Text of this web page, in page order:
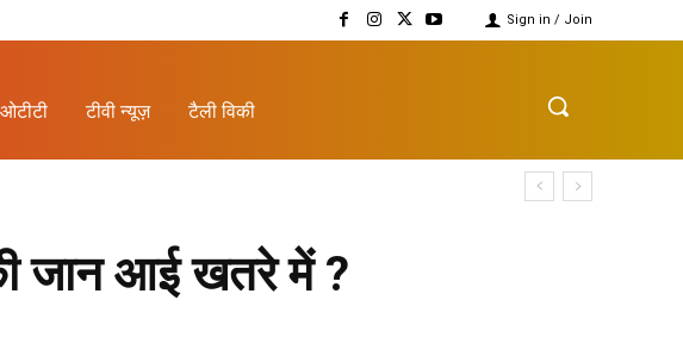
Sign in / Join
ओटीटी टीवी न्यूज़ टैली विकी
जान आई खतरे में ?